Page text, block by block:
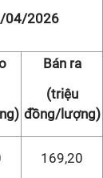
04/2026
Bán ra
(triệu
đồng/lượng)
169,20